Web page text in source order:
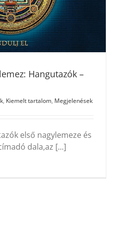
Hangutazók –
, Kiemelt tartalom, Megjelenések
első nagylemeze és
dala,az [...]